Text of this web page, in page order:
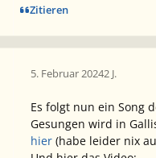
Zitieren
5. Februar 20242 J.
Es folgt nun ein Song
Gesungen wird in
hier (habe leider nix